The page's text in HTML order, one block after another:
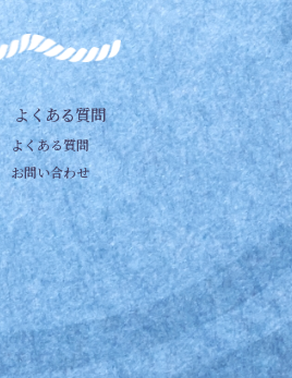
よくある質問
よくある質問
お問い合わせ